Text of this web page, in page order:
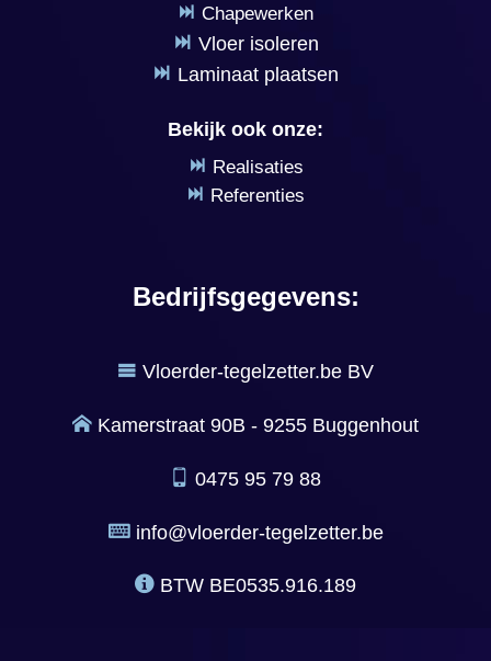
Chapewerken
Vloer isoleren
Laminaat plaatsen
Bekijk ook onze:
Realisaties
Referenties
Bedrijfsgegevens:
Vloerder-tegelzetter.be BV
Kamerstraat 90B - 9255 Buggenhout
0475 95 79 88
info@vloerder-tegelzetter.be
BTW BE0535.916.189